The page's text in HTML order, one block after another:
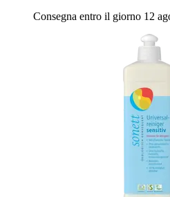
Consegna entro il giorno 12